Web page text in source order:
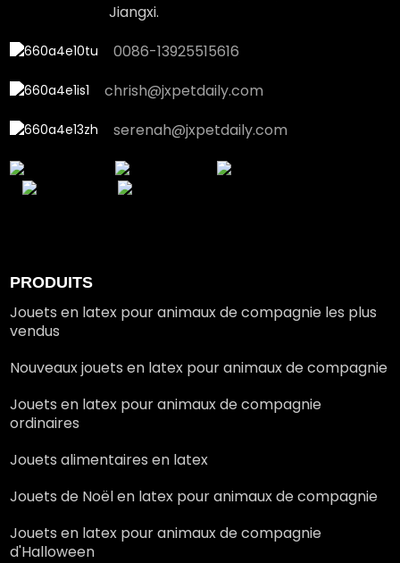
Jiangxi.
0086-13925515616
chrish@jxpetdaily.com
serenah@jxpetdaily.com
PRODUITS
Jouets en latex pour animaux de compagnie les plus
vendus
Nouveaux jouets en latex pour animaux de compagnie
Jouets en latex pour animaux de compagnie
ordinaires
Jouets alimentaires en latex
Jouets de Noël en latex pour animaux de compagnie
Jouets en latex pour animaux de compagnie
d'Halloween